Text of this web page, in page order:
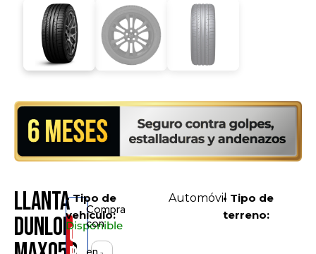
Llanta
DunlopConsíguelo
Disponible
Compra
con
• Tipo de
vehículo:
Automóvil• Tipo de
terreno: